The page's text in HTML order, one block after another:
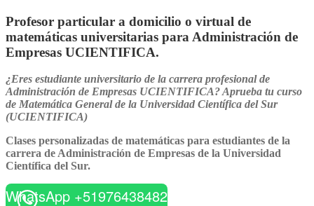
Profesor particular a domicilio o virtual de
matemáticas universitarias para Administración de
Empresas UCIENTIFICA.
¿Eres estudiante universitario de la carrera profesional de
Administración de Empresas UCIENTIFICA? Aprueba tu curso
de Matemática General de la Universidad Científica del Sur
(UCIENTIFICA)
Clases personalizadas de matemáticas para estudiantes de la
carrera de Administración de Empresas de la Universidad
Científica del Sur.
WhatsApp +51976438482